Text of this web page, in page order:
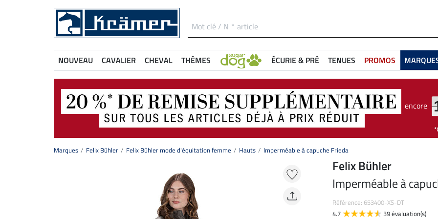
NOUVEAU CAVALIER CHEVAL THÈMES ÉCURIE & PRÉ TENUES PROMOS
encore
Marques Felix Bühler Felix Bühler mode d'équitation femme Hauts Imperméable à capuche Frieda
Felix Bühler
Imperméable à
Référence: 653400-XS-DT
4.7
39 évaluation(s)